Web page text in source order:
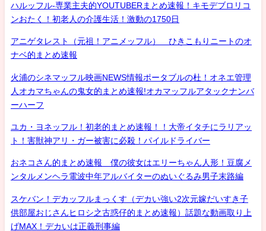
ハルッフル-専業主夫的YOUTUBERまとめ速報！キモデブロリコ
ンおたく！初老人の介護生活！激動の1750日
アニゲタレスト（元祖！アニメッフル） ひきこもりニートのオ
ナベ的まとめ速報
火浦のシネマッフル映画NEWS情報ポータブルの杜！オネエ管理
人オカマちゃんの鬼女的まとめ速報!オカマッフルアタックナンバ
ーハーフ
ユカ・ヨネッフル！初老的まとめ速報！！大帝イタチにラリアッ
ト！害獣神アリ・ガー被害に必殺！パイルドライバー
おネコさん的まとめ速報 僕の彼女はエリーちゃん人形！豆腐メ
ンタルメンヘラ電波中年アルバイターのぬいぐるみ男子末路編
スケバン！デカッフルまっくす（デカい強い2次元嫁だいすき子
供部屋おじさんヒロシ之古惑仔的まとめ速報）話題な動画取り上
げMAX！デカいは正義刑事編